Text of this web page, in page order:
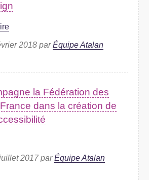
2018 parÉquipe Atalan
la Fédération des
dans la création de
2017 parÉquipe Atalan